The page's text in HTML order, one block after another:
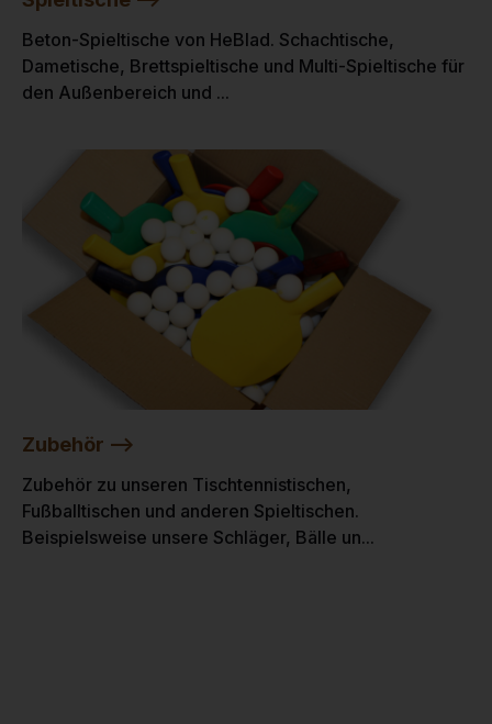
Beton-Spieltische von HeBlad. Schachtische,
Dametische, Brettspieltische und Multi-Spieltische für
den Außenbereich und ...
Zubehör -->
Zubehör zu unseren Tischtennistischen,
Fußballtischen und anderen Spieltischen.
Beispielsweise unsere Schläger, Bälle un...